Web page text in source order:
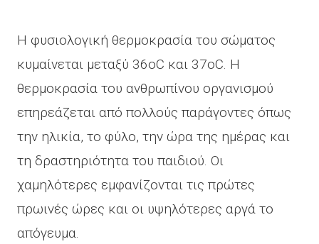
Η φυσιολογική θερμοκρασία του σώματος
κυμαίνεται μεταξύ 36οC και 37οC. Η
θερμοκρασία του ανθρωπίνου οργανισμού
επηρεάζεται από πολλούς παράγοντες όπως
την ηλικία, το φύλο, την ώρα της ημέρας και
τη δραστηριότητα του παιδιού. Οι
χαμηλότερες εμφανίζονται τις πρώτες
πρωινές ώρες και οι υψηλότερες αργά το
απόγευμα.